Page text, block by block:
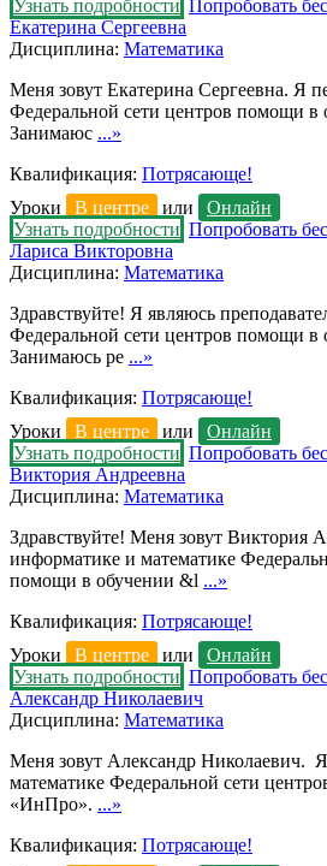
Узнать подробности Попробовать
Екатерина Сергеевна
Дисциплина: Математика
Меня зовут Екатерина Сергеевна. Я
Федеральной сети центров помощи
Занимаюс ...»
Квалификация: Потрясающе!
Уроки
В центре или
Онлайн
Узнать подробности Попробовать
Лариса Викторовна
Дисциплина: Математика
Здравствуйте! Я являюсь
Федеральной сети центров помощи
Занимаюсь ре ...»
Квалификация: Потрясающе!
Уроки
В центре или
Онлайн
Узнать подробности Попробовать
Виктория Андреевна
Дисциплина: Математика
Здравствуйте! Меня зовут Виктория
информатике и математике
помощи в обучении &l ...»
Квалификация: Потрясающе!
Уроки
В центре или
Онлайн
Узнать подробности Попробовать
Александр Николаевич
Дисциплина: Математика
Меня зовут Александр Николаевич.
математике Федеральной сети
«ИнПро». ...»
Квалификация: Потрясающе!